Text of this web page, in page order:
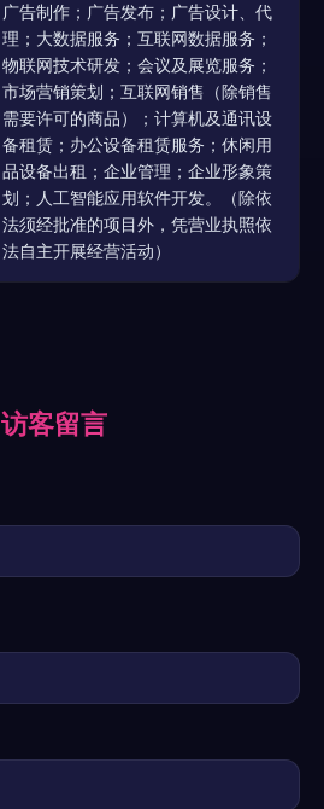
广告制作；广告发布；广告设计、代
理；大数据服务；互联网数据服务；
物联网技术研发；会议及展览服务；
市场营销策划；互联网销售（除销售
需要许可的商品）；计算机及通讯设
备租赁；办公设备租赁服务；休闲用
品设备出租；企业管理；企业形象策
划；人工智能应用软件开发。（除依
法须经批准的项目外，凭营业执照依
法自主开展经营活动）
访客留言